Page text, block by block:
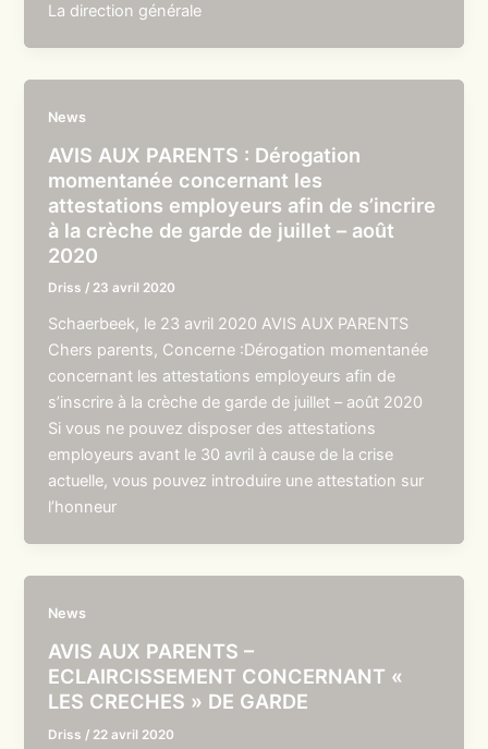
La direction générale
News
AVIS AUX PARENTS : Dérogation
momentanée concernant les
attestations employeurs afin de s’incrire
à la crèche de garde de juillet – août
2020
Driss / 23 avril 2020
Schaerbeek, le 23 avril 2020 AVIS AUX PARENTS
Chers parents, Concerne :Dérogation momentanée
concernant les attestations employeurs afin de
s’inscrire à la crèche de garde de juillet – août 2020
Si vous ne pouvez disposer des attestations
employeurs avant le 30 avril à cause de la crise
actuelle, vous pouvez introduire une attestation sur
l’honneur
News
AVIS AUX PARENTS –
ECLAIRCISSEMENT CONCERNANT «
LES CRECHES » DE GARDE
Driss / 22 avril 2020